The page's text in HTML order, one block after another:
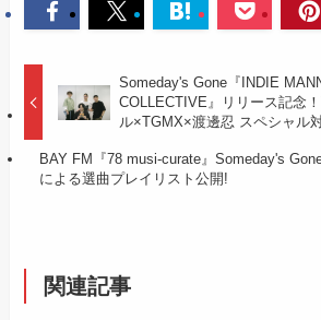
Someday's Gone『INDIE
COLLECTIVE』リリース記念
ル×TGMX×渡邊忍 スペシャル
BAY FM『78 musi-curate』Someday's
による選曲プレイリスト公開!
関連記事